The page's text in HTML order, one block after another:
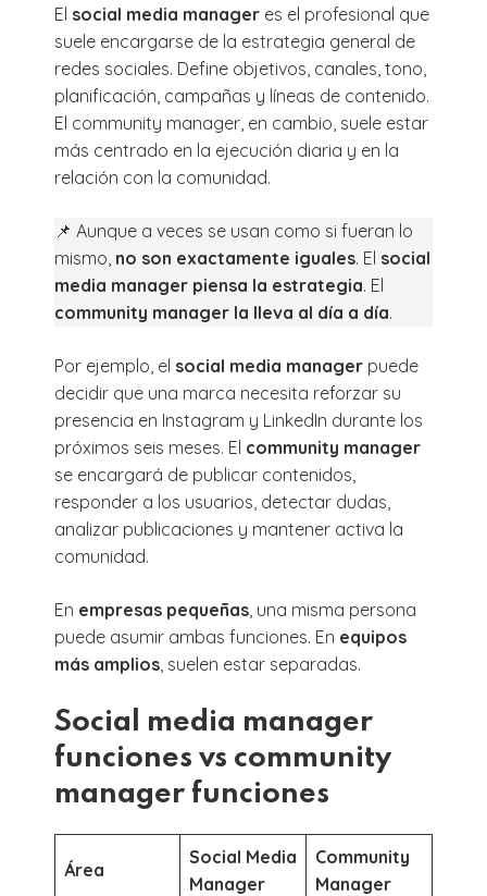
El social media manager es el profesional que
suele encargarse de la estrategia general de
redes sociales. Define objetivos, canales, tono,
planificación, campañas y líneas de contenido.
El community manager, en cambio, suele estar
más centrado en la ejecución diaria y en la
relación con la comunidad.
📌 Aunque a veces se usan como si fueran lo
mismo, no son exactamente iguales. El social
media manager piensa la estrategia. El
community manager la lleva al día a día.
Por ejemplo, el social media manager puede
decidir que una marca necesita reforzar su
presencia en Instagram y LinkedIn durante los
próximos seis meses. El community manager
se encargará de publicar contenidos,
responder a los usuarios, detectar dudas,
analizar publicaciones y mantener activa la
comunidad.
En empresas pequeñas , una misma persona
puede asumir ambas funciones. En equipos
más amplios , suelen estar separadas.
Social media manager
funciones vs community
manager funciones
Área
Social Media
Manager
Community
Manager